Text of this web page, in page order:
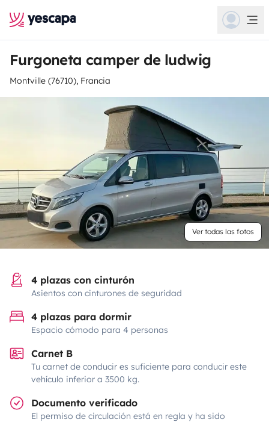
Furgoneta camper de ludwig
Montville (76710), Francia
Ver todas las fotos
4 plazas con cinturón
Asientos con cinturones de seguridad
4 plazas para dormir
Espacio cómodo para 4 personas
Carnet B
Tu carnet de conducir es suficiente para conducir este
vehículo inferior a 3500 kg.
Documento verificado
El permiso de circulación está en regla y ha sido